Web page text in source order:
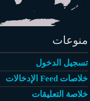
منوعات
تسجيل الدخول
خلاصات Feed الإدخالات
خلاصة التعليقات